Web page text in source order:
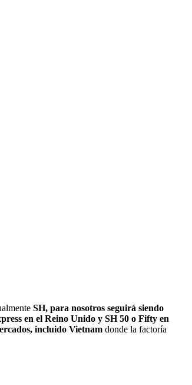
SH, para nosotros seguirá siendo
en el Reino Unido y SH 50 o Fifty en
incluido Vietnam donde la factoría